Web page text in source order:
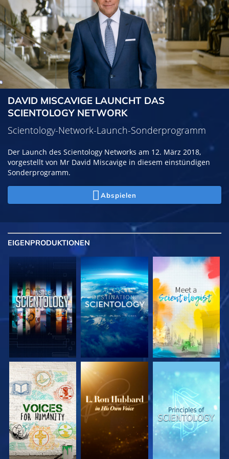
DAVID MISCAVIGE LAUNCHT DAS
SCIENTOLOGY NETWORK
Scientology-Network-Launch-Sonderprogramm
Der Launch des Scientology Networks am 12. März 2018,
vorgestellt von Mr David Miscavige in diesem einstündigen
Sonderprogramm.
Abspielen
EIGENPRODUKTIONEN
SERIE
ENTDECKEN
SERIE
ENTDECKEN
SERIE
ENTDECKEN